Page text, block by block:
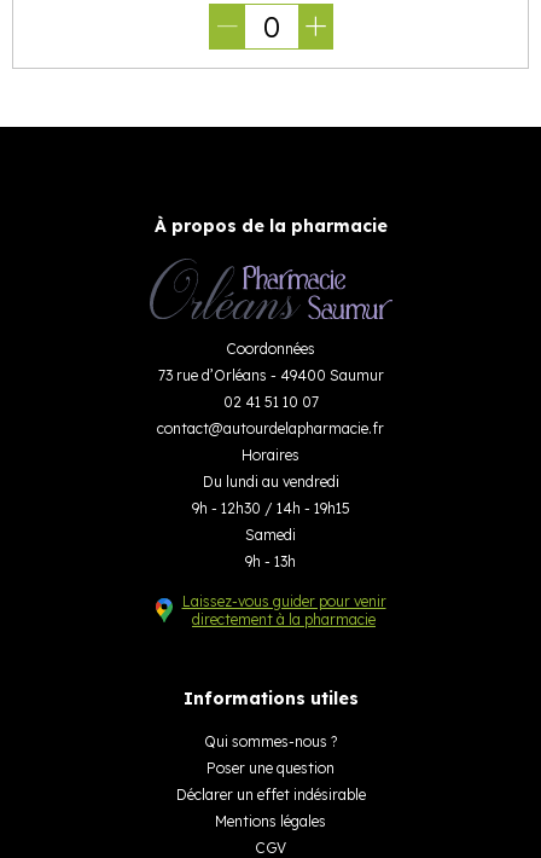
0
À propos de la pharmacie
Coordonnées
73 rue d’Orléans - 49400 Saumur
02 41 51 10 07
contact@autourdelapharmacie.fr
Horaires
Du lundi au vendredi
9h - 12h30 / 14h - 19h15
Samedi
9h - 13h
Laissez-vous guider pour venir
directement à la pharmacie
Informations utiles
Qui sommes-nous ?
Poser une question
Déclarer un effet indésirable
Mentions légales
CGV